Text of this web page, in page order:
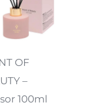
OF
–
100ml